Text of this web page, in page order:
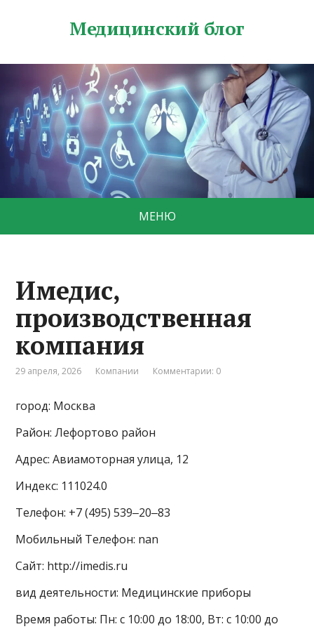
Медицинский блог
МЕНЮ
Имедис,
производственная
компания
29 апреля, 2026 Компании Комментарии: 0
город: Москва
Район: Лефортово район
Адрес: Авиамоторная улица, 12
Индекс: 111024.0
Телефон: +7 (495) 539‒20‒83
Мобильный Телефон: nan
Сайт: http://imedis.ru
вид деятельности: Медицинские приборы
Время работы: Пн: с 10:00 до 18:00, Вт: с 10:00 до